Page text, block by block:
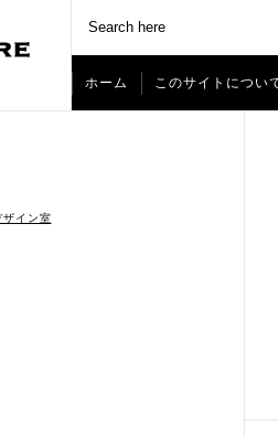
ホーム このサイトについ
ザイン室